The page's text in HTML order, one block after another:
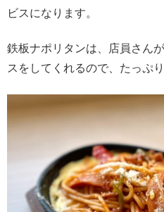
ビスになります。
鉄板ナポリタンは、店員さん
スをしてくれるので、たっぷ